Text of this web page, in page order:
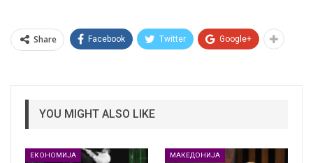
Share Facebook Twitter Google+
YOU MIGHT ALSO LIKE
ЕКОНОМИЈА МАКЕДОНИЈА